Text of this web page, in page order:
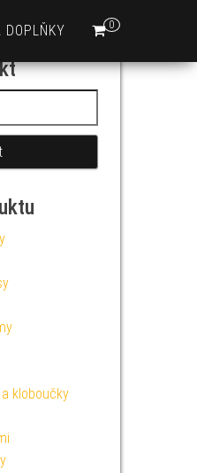
0
DOPLŇKY
kloboučky